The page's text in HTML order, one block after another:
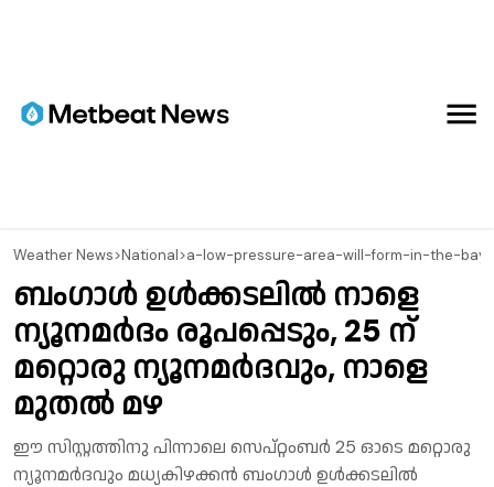
⁠Weather News>National>a-low-pressure-area-will-form-in-the-
ബംഗാള്‍ ഉള്‍ക്കടലില്‍ നാളെ
ന്യൂനമര്‍ദം രൂപപ്പെടും, 25 ന്
മറ്റൊരു ന്യൂനമര്‍ദവും, നാളെ
മുതല്‍ മഴ
ഈ സിസ്റ്റത്തിനു പിന്നാലെ സെപ്റ്റംബര്‍ 25 ഓടെ മറ്റൊരു
ന്യൂനമര്‍ദവും മധ്യകിഴക്കന്‍ ബംഗാള്‍ ഉള്‍ക്കടലില്‍